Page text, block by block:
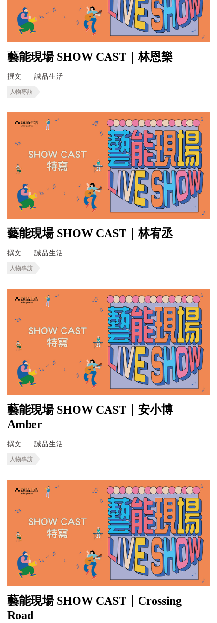
藝能現場 SHOW CAST｜林恩樂
撰文 誠品生活
人物專訪
藝能現場 SHOW CAST｜林宥丞
撰文 誠品生活
人物專訪
藝能現場 SHOW CAST｜安小博
Amber
撰文 誠品生活
人物專訪
藝能現場 SHOW CAST｜Crossing
Road